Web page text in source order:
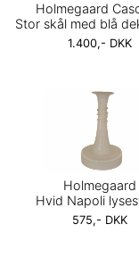
Holmegaard
Stor skål med blå
1.400,- DKK
Holmegaard
Hvid Napoli
575,- DKK